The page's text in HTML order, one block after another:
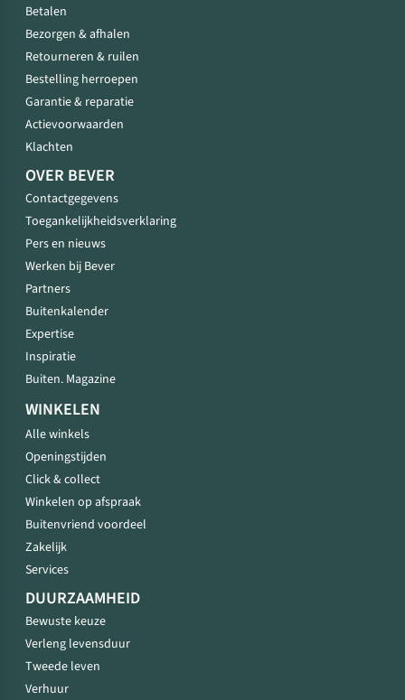
Betalen
Bezorgen & afhalen
Retourneren & ruilen
Bestelling herroepen
Garantie & reparatie
Actievoorwaarden
Klachten
OVER BEVER
Contactgegevens
Toegankelijkheidsverklaring
Pers en nieuws
Werken bij Bever
Partners
Buitenkalender
Expertise
Inspiratie
Buiten. Magazine
WINKELEN
Alle winkels
Openingstijden
Click & collect
Winkelen op afspraak
Buitenvriend voordeel
Zakelijk
Services
DUURZAAMHEID
Bewuste keuze
Verleng levensduur
Tweede leven
Verhuur